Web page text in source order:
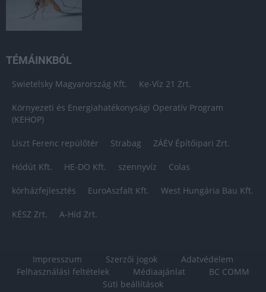
TÉMÁINKBÓL
Swietelsky Magyarország Kft. Ke-Víz 21 Zrt.
Környezeti és Energiahatékonysági Operatív Program
(KEHOP)
Liszt Ferenc repülőtér Strabag ZÁÉV Építőipari Zrt.
Hódút Kft. HE-DO Kft. szennyvíz Colas
kórházfejlesztés EuroAszfalt Kft. West Hungária Bau Kft.
KÉSZ Zrt. A-Híd Zrt.
Impresszum Szerzői jogok
Adatvédelem
Felhasználási feltételek
Médiaajánlat
BC COMM
Süti beállítások